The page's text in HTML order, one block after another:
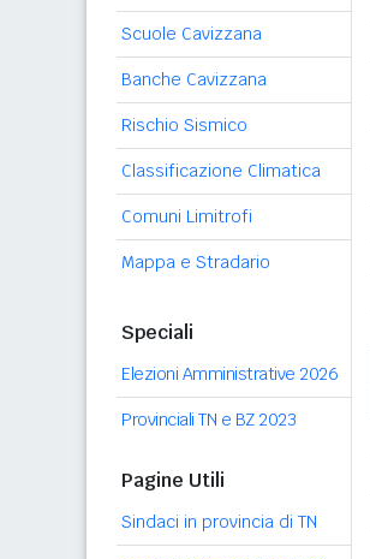
Scuole Cavizzana
Banche Cavizzana
Rischio Sismico
Classificazione Climatica
Comuni Limitrofi
Mappa e Stradario
Speciali
Elezioni Amministrative 2026
Provinciali TN e BZ 2023
Pagine Utili
Sindaci in provincia di TN